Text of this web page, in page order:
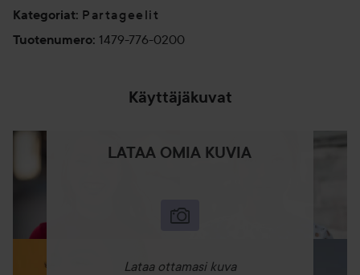
ehkäisemään haavoja. Innovatiivisen Ultra Glide
Technology™ -teknologian ansiosta saat hellävaraisen ja
Varoitus: Varoitus: Painepakkaus: Voi räjähtää
kuumennettaessa. Pidä poissa lämmöltä, kuumilta
pinnoilta, kipinöiltä, avotulelta ja muilta sytytyslähteiltä.
Säilytä lasten ulottumattomissa. 3,5 % sisällöstä on helposti
syttyvää.
Käyttö:
Kategoriat: Partageelit
Tuotenumero: 1479-776-0200
Käyttäjäkuvat
LATAA OMIA KUVIA
Lataa ottamasi kuva